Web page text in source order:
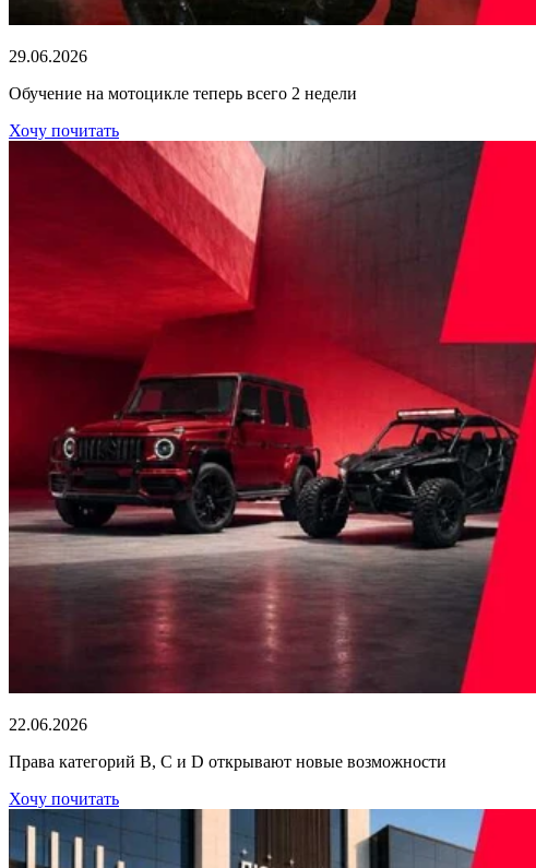
29.06.2026
Обучение на мотоцикле теперь всего 2 недели
Хочу почитать
22.06.2026
Права категорий В, С и D открывают новые возможности
Хочу почитать